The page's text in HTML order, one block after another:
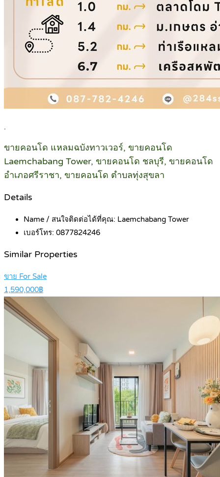
.
ขายคอนโด แหลมฉบังทาวเวอร์, ขายคอนโด
Laemchabang Tower, ขายคอนโด ชลบุรี, ขายคอนโด
อำเภอศรีราชา, ขายคอนโด ตำบลทุ่งสุขลา
Details
Name / สนใจติดต่อได้ที่คุณ: Laemchabang Tower
เบอร์โทร: 0877824246
Similar Properties
ขาย For Sale
1,590,000฿